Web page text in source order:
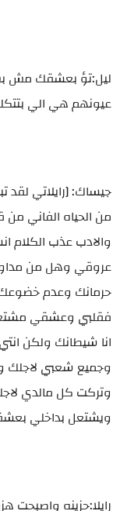
ليل:تؤ بعشقك مش
عيونهم هي الي
جيساك: [رايلاتي لقد
من الحياه الفاني
والادب عذب
عروقي وهل من
حرمانك وعدم
فقلبي وعشقي
انا شيطانك ولكن
وجميع شعبي لاجلك
وتركت كل مالدي
ويشتعل بداخلي
رايلا:حزينه واصبحت